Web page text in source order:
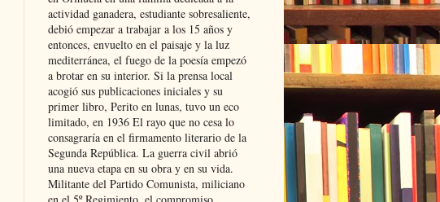
actividad ganadera, estudiante sobresaliente,
debió empezar a trabajar a los 15 años y
entonces, envuelto en el paisaje y la luz
mediterránea, el fuego de la poesía empezó
a brotar en su interior. Si la prensa local
acogió sus publicaciones iniciales y su
primer libro, Perito en lunas, tuvo un eco
limitado, en 1936 El rayo que no cesa lo
consagraría en el firmamento literario de la
Segunda República. La guerra civil abrió
una nueva etapa en su obra y en su vida.
Militante del Partido Comunista, miliciano